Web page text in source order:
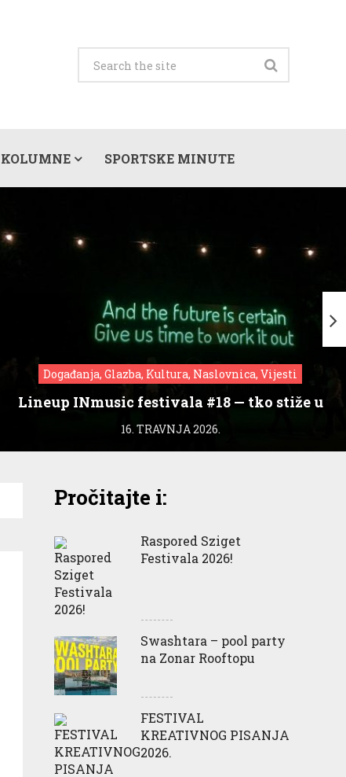
KOLUMNE SPORTSKE MINUTE
Događanja, Glazba, Kultura, Naslovnica, Vijesti
Lineup INmusic festivala #18 — tko stiže u
Zagreb?
16. TRAVNJA 2026.
Pročitajte i:
Raspored Sziget
Festivala 2026!
Swashtara – pool party
na Zonar Rooftopu
FESTIVAL
KREATIVNOG PISANJA
2026.